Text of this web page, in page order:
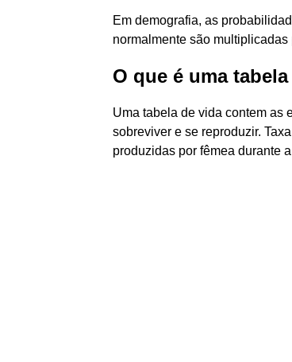
Em demografia, as
normalmente são
O que é uma
Uma tabela de vida contem as
sobreviver e se reproduzir.
produzidas por fêmea durante